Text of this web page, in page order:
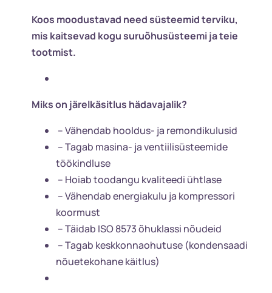
Koos moodustavad need süsteemid terviku,
mis kaitsevad kogu suruõhusüsteemi ja teie
tootmist.
Miks on järelkäsitlus hädavajalik?
– Vähendab hooldus- ja remondikulusid
– Tagab masina- ja ventiilisüsteemide
töökindluse
– Hoiab toodangu kvaliteedi ühtlase
– Vähendab energiakulu ja kompressori
koormust
– Täidab ISO 8573 õhuklassi nõudeid
– Tagab keskkonnaohutuse (kondensaadi
nõuetekohane käitlus)